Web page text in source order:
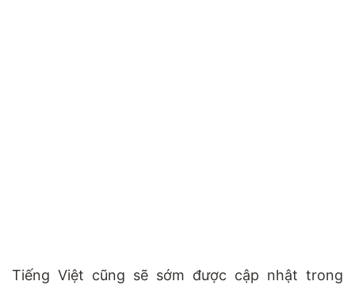
Tiếng Việt cũng sẽ sớm được cập nhật trong